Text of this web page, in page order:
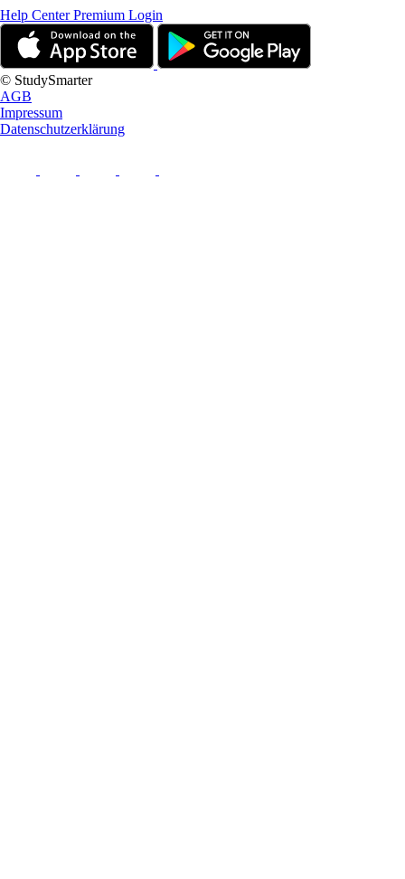
Help CenterPremium Login
© StudySmarter
AGB
Impressum
Datenschutzerklärung